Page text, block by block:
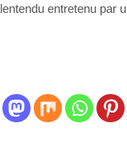
entretenu par